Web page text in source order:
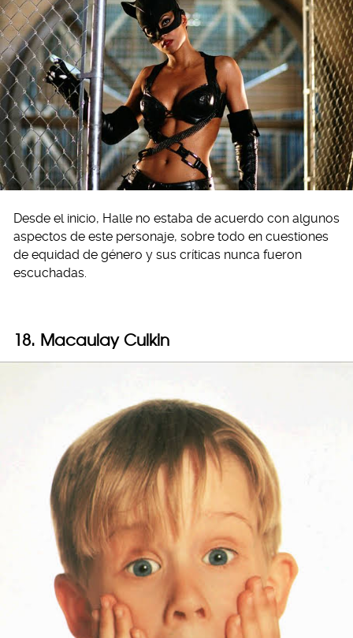
Desde el inicio, Halle no estaba de acuerdo con algunos
aspectos de este personaje, sobre todo en cuestiones
de equidad de género y sus críticas nunca fueron
escuchadas.
18. Macaulay Culkin